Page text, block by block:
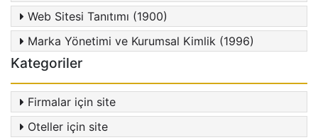
Web Sitesi Tanıtımı (1900)
Marka Yönetimi ve Kurumsal Kimlik (1996)
Kategoriler
Firmalar için site
Oteller için site